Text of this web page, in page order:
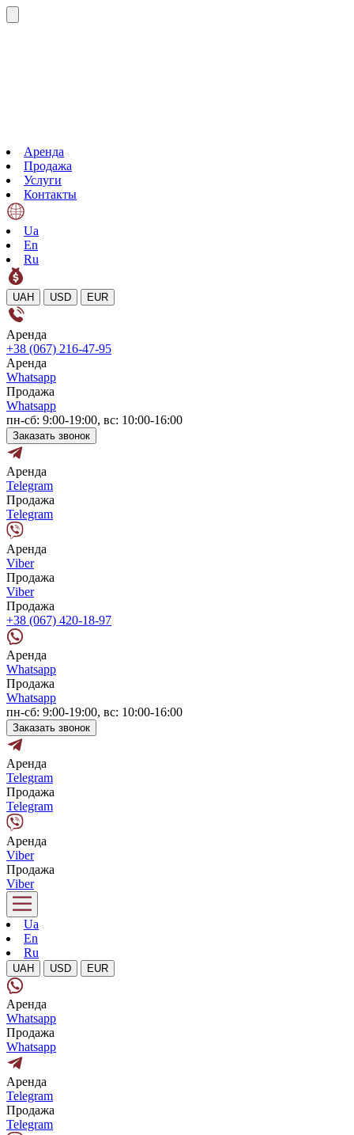
Аренда
Продажа
Услуги
Контакты
Ua
En
Ru
UAH USD EUR
Аренда
+38 (067) 216-47-95
Аренда
Whatsapp
Продажа
Whatsapp
пн-сб: 9:00-19:00, вс: 10:00-16:00
Заказать звонок
Аренда
Telegram
Продажа
Telegram
Аренда
Viber
Продажа
Viber
Продажа
+38 (067) 420-18-97
Аренда
Whatsapp
Продажа
Whatsapp
пн-сб: 9:00-19:00, вс: 10:00-16:00
Заказать звонок
Аренда
Telegram
Продажа
Telegram
Аренда
Viber
Продажа
Viber
Ua
En
Ru
UAH USD EUR
Аренда
Whatsapp
Продажа
Whatsapp
Аренда
Telegram
Продажа
Telegram